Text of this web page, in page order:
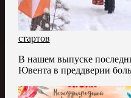
стартов
В нашем выпуске
Ювента в преддверии